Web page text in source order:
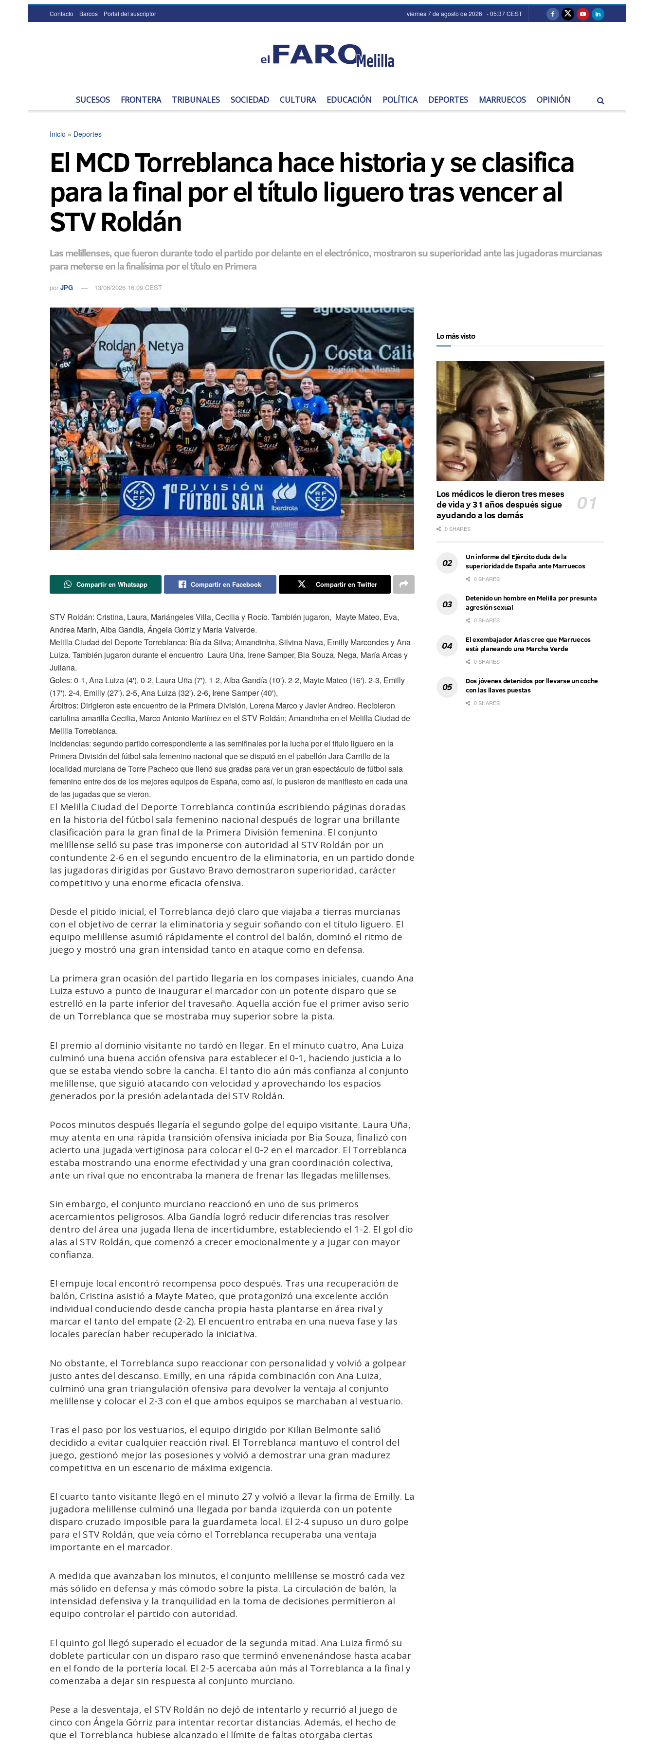
Contacto Barcos Portal del suscriptor viernes 7 de agosto de 2026 - 05:37 CEST
SUCESOS FRONTERA TRIBUNALES SOCIEDAD CULTURA EDUCACIÓN POLÍTICA DEPORTES MARRUECOS OPINIÓN
Inicio » Deportes
El MCD Torreblanca hace historia y se clasifica
para la final por el título liguero tras vencer al
STV Roldán
Las melillenses, que fueron durante todo el partido por delante en el electrónico, mostraron su superioridad ante las jugadoras murcianas
para meterse en la finalísima por el título en Primera
por JPG 13/06/2026 16:09 CEST
Compartir en Whatsapp Compartir en Facebook Compartir en Twitter
STV Roldán: Cristina, Laura, Mariángeles Villa, Cecilia y Rocío. También jugaron, Mayte Mateo, Eva,
Andrea Marín, Alba Gandía, Ángela Górriz y María Valverde.
Melilla Ciudad del Deporte Torreblanca: Bía da Silva; Amandinha, Silvina Nava, Emilly Marcondes y Ana
Luiza. También jugaron durante el encuentro Laura Uña, Irene Samper, Bia Souza, Nega, María Arcas y
Juliana.
Goles: 0-1, Ana Luiza (4'). 0-2, Laura Uña (7'). 1-2, Alba Gandía (10'). 2-2, Mayte Mateo (16'). 2-3, Emilly
(17'). 2-4, Emilly (27'). 2-5, Ana Luiza (32'). 2-6, Irene Samper (40'),
Árbitros: Dirigieron este encuentro de la Primera División, Lorena Marco y Javier Andreo. Recibieron
cartulina amarilla Cecilia, Marco Antonio Martínez en el STV Roldán; Amandinha en el Melilla Ciudad de
Melilla Torreblanca.
Incidencias: segundo partido correspondiente a las semifinales por la lucha por el título liguero en la
Primera División del fútbol sala femenino nacional que se disputó en el pabellón Jara Carrillo de la
localidad murciana de Torre Pacheco que llenó sus gradas para ver un gran espectáculo de fútbol sala
femenino entre dos de los mejores equipos de España, como así, lo pusieron de manifiesto en cada una
de las jugadas que se vieron.
El Melilla Ciudad del Deporte Torreblanca continúa escribiendo páginas doradas
en la historia del fútbol sala femenino nacional después de lograr una brillante
clasificación para la gran final de la Primera División femenina. El conjunto
melillense selló su pase tras imponerse con autoridad al STV Roldán por un
contundente 2-6 en el segundo encuentro de la eliminatoria, en un partido donde
las jugadoras dirigidas por Gustavo Bravo demostraron superioridad, carácter
competitivo y una enorme eficacia ofensiva.
Desde el pitido inicial, el Torreblanca dejó claro que viajaba a tierras murcianas
con el objetivo de cerrar la eliminatoria y seguir soñando con el título liguero. El
equipo melillense asumió rápidamente el control del balón, dominó el ritmo de
juego y mostró una gran intensidad tanto en ataque como en defensa.
La primera gran ocasión del partido llegaría en los compases iniciales, cuando Ana
Luiza estuvo a punto de inaugurar el marcador con un potente disparo que se
estrelló en la parte inferior del travesaño. Aquella acción fue el primer aviso serio
de un Torreblanca que se mostraba muy superior sobre la pista.
El premio al dominio visitante no tardó en llegar. En el minuto cuatro, Ana Luiza
culminó una buena acción ofensiva para establecer el 0-1, haciendo justicia a lo
que se estaba viendo sobre la cancha. El tanto dio aún más confianza al conjunto
melillense, que siguió atacando con velocidad y aprovechando los espacios
generados por la presión adelantada del STV Roldán.
Pocos minutos después llegaría el segundo golpe del equipo visitante. Laura Uña,
muy atenta en una rápida transición ofensiva iniciada por Bia Souza, finalizó con
acierto una jugada vertiginosa para colocar el 0-2 en el marcador. El Torreblanca
estaba mostrando una enorme efectividad y una gran coordinación colectiva,
ante un rival que no encontraba la manera de frenar las llegadas melillenses.
Sin embargo, el conjunto murciano reaccionó en uno de sus primeros
acercamientos peligrosos. Alba Gandía logró reducir diferencias tras resolver
dentro del área una jugada llena de incertidumbre, estableciendo el 1-2. El gol dio
alas al STV Roldán, que comenzó a crecer emocionalmente y a jugar con mayor
confianza.
El empuje local encontró recompensa poco después. Tras una recuperación de
balón, Cristina asistió a Mayte Mateo, que protagonizó una excelente acción
individual conduciendo desde cancha propia hasta plantarse en área rival y
marcar el tanto del empate (2-2). El encuentro entraba en una nueva fase y las
locales parecían haber recuperado la iniciativa.
No obstante, el Torreblanca supo reaccionar con personalidad y volvió a golpear
justo antes del descanso. Emilly, en una rápida combinación con Ana Luiza,
culminó una gran triangulación ofensiva para devolver la ventaja al conjunto
melillense y colocar el 2-3 con el que ambos equipos se marchaban al vestuario.
Tras el paso por los vestuarios, el equipo dirigido por Kilian Belmonte salió
decidido a evitar cualquier reacción rival. El Torreblanca mantuvo el control del
juego, gestionó mejor las posesiones y volvió a demostrar una gran madurez
competitiva en un escenario de máxima exigencia.
El cuarto tanto visitante llegó en el minuto 27 y volvió a llevar la firma de Emilly. La
jugadora melillense culminó una llegada por banda izquierda con un potente
disparo cruzado imposible para la guardameta local. El 2-4 supuso un duro golpe
para el STV Roldán, que veía cómo el Torreblanca recuperaba una ventaja
importante en el marcador.
A medida que avanzaban los minutos, el conjunto melillense se mostró cada vez
más sólido en defensa y más cómodo sobre la pista. La circulación de balón, la
intensidad defensiva y la tranquilidad en la toma de decisiones permitieron al
equipo controlar el partido con autoridad.
El quinto gol llegó superado el ecuador de la segunda mitad. Ana Luiza firmó su
doblete particular con un disparo raso que terminó envenenándose hasta acabar
en el fondo de la portería local. El 2-5 acercaba aún más al Torreblanca a la final y
comenzaba a dejar sin respuesta al conjunto murciano.
Pese a la desventaja, el STV Roldán no dejó de intentarlo y recurrió al juego de
cinco con Ángela Górriz para intentar recortar distancias. Además, el hecho de
que el Torreblanca hubiese alcanzado el límite de faltas otorgaba ciertas
Lo más visto
Los médicos le dieron tres meses
de vida y 31 años después sigue
ayudando a los demás
0 SHARES
Un informe del Ejército duda de la
superioridad de España ante Marruecos
0 SHARES
Detenido un hombre en Melilla por presunta
agresión sexual
0 SHARES
El exembajador Arias cree que Marruecos
está planeando una Marcha Verde
0 SHARES
Dos jóvenes detenidos por llevarse un coche
con las llaves puestas
0 SHARES